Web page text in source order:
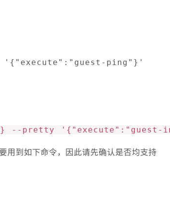
'{"execute":"guest-ping"}'
--pretty '{"execute":"guest-
用到如下命令，因此请先确认是否均支持